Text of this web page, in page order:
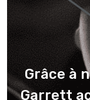
Grâce à
Garrett